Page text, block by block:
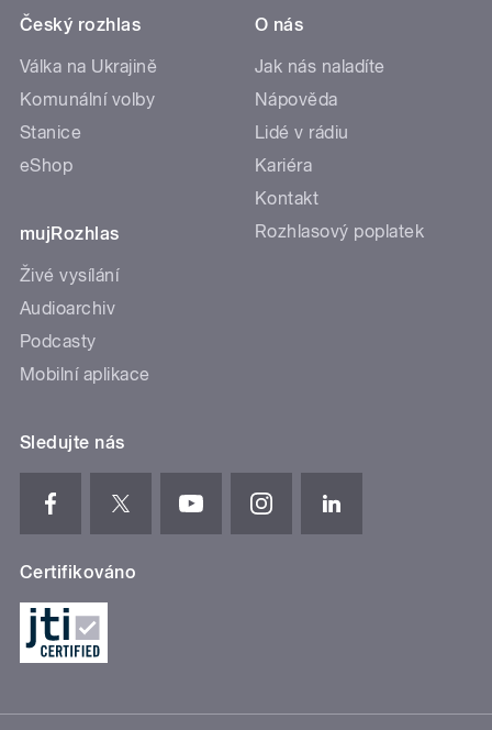
Český rozhlas
Válka na Ukrajině
Komunální volby
Stanice
eShop
mujRozhlas
Živé vysílání
Audioarchiv
Podcasty
Mobilní aplikace
O nás
Jak nás naladíte
Nápověda
Lidé v rádiu
Kariéra
Kontakt
Rozhlasový poplatek
Sledujte nás
Certifikováno